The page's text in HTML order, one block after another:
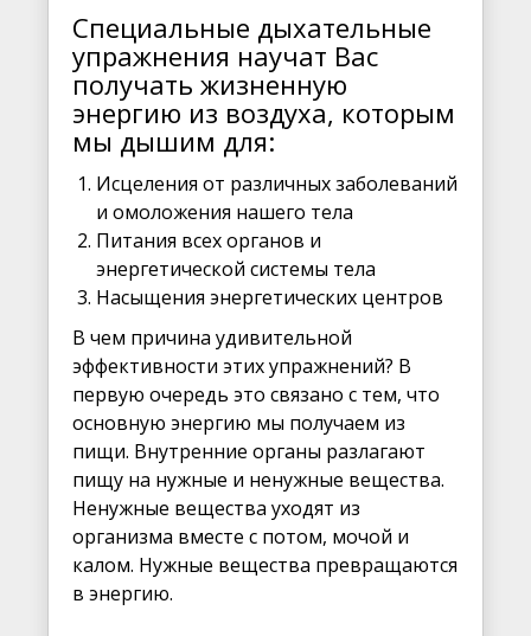
Специальные дыхательные
упражнения научат Вас
получать жизненную
энергию из воздуха, которым
мы дышим для:
Исцеления от различных заболеваний
и омоложения нашего тела
Питания всех органов и
энергетической системы тела
Насыщения энергетических центров
В чем причина удивительной
эффективности этих упражнений? В
первую очередь это связано с тем, что
основную энергию мы получаем из
пищи. Внутренние органы разлагают
пищу на нужные и ненужные вещества.
Ненужные вещества уходят из
организма вместе с потом, мочой и
калом. Нужные вещества превращаются
в энергию.